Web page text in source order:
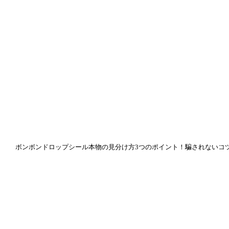
ボンボンドロップシール本物の見分け方3つのポイント！騙されないコ